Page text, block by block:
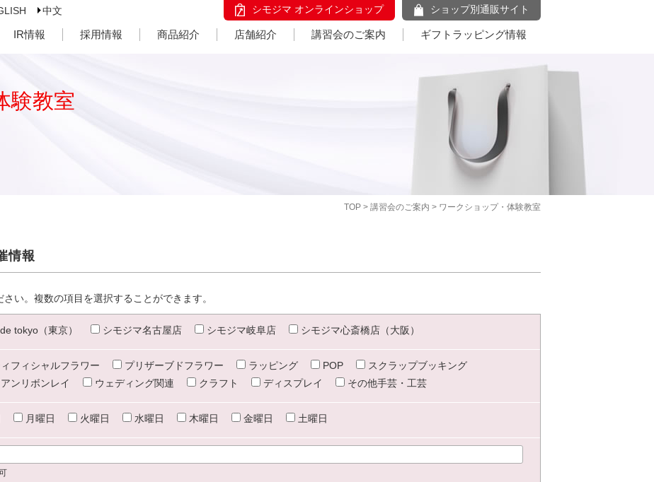
中文 シモジマ オンラインショップ ショップ別通販サイト
IR情報 採用情報 商品紹介 店舗紹介 講習会のご案内 ギフトラッピング情報
TOP > 講習会のご案内 > ワークショップ・体験教室
験教室
情報
い。複数の項目を選択することができます。
tokyo（東京） シモジマ名古屋店 シモジマ岐阜店 シモジマ心斎橋店（大阪）
フィシャルフラワー プリザーブドフラワー ラッピング POP
スクラップブッキング
ンリボンレイ
ウェディング関連 クラフト ディスプレイ その他手芸・工芸
月曜日 火曜日 水曜日 木曜日 金曜日 土曜日